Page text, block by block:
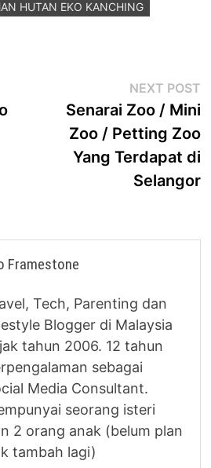
HUTAN EKO KANCHING
NEXT POST
Senarai Zoo / Mini
Zoo / Petting Zoo
Yang Terdapat di
Selangor
Framestone
Tech, Parenting dan
Blogger di Malaysia
tahun 2006. 12 tahun
sebagai
Media Consultant.
seorang isteri
2 orang anak (belum plan
tambah lagi)